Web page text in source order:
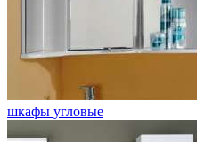
шкафы угловые